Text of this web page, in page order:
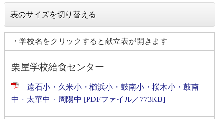
表のサイズを切り替える
・学校名をクリックすると献立表が開きます
栗屋学校給食センター
遠石小・久米小・櫛浜小・鼓南小・桜木小・鼓南
中・太華中・周陽中 [PDFファイル／773KB]